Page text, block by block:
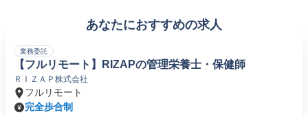
あなたにおすすめの求人
業務委託
【フルリモート】RIZAPの管理栄養士・保健師
ＲＩＺＡＰ株式会社
フルリモート
完全歩合制